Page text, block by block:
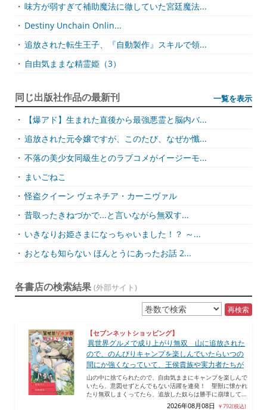
・ 味方が弱すぎて補助魔法に徹していた宮廷魔法...
・ Destiny Unchain Onlin...
・ 追放された転生王子、『自動製作』スキルで領...
・ 自由気ままな精霊姫（3）
同じ出版社作品の最新刊 一覧を表示
・
【爆アド】生まれた直後から最強悪霊と脳内バ...
・ 追放された元令嬢ですが、このたび、なぜか懺...
・ 不落の美少女同級生とのラブコメがイージーモ...
・ まいごねこ
・ 怪盗クイーン ヴェネチア・カーニヴァル
・ 昔取ったきねづかで...と言いながら無双す...
・ いきなりお姫さまになっちゃいました！？ ～...
・ おとなも知らない ほんとうにあったお話 2...
各書店の検索結果 (外部サイト)
再検索
【セブンネットショッピング】
異世界グルメで成り上がり無双 山に追放された
ので、のんびりキャンプを楽しんでいたらいつの
間にか強くなっていて、王侯貴族や実力者たちが
山の中に捨てられたので、自由気ままにキャンプを楽しんで
いたら、意図せずとんでもない活躍を連発！ 聖獣に懐かれ
たり無双しまくってたら、追放した奴らは勝手に崩壊して...
2026年08月08日 ￥792(税込)